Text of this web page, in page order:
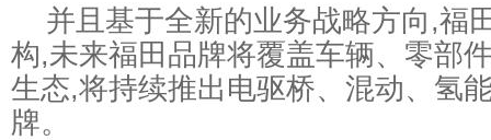
并且基于全新的业务战略方向,福
构,未来福田品牌将覆盖车辆、零部
生态,将持续推出电驱桥、混动、氢
牌。